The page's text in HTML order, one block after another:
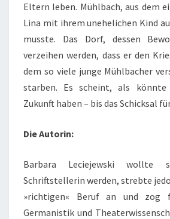
Eltern leben. Mühlbach, aus dem
Lina mit ihrem unehelichen Kind
musste. Das Dorf, dessen
verzeihen werden, dass er den
dem so viele junge Mühlbacher
starben. Es scheint, als
Zukunft haben – bis das Schicksal
Die Autorin:
Barbara Leciejewski wollte
Schriftstellerin werden, strebte
»richtigen« Beruf an und zog
Germanistik und